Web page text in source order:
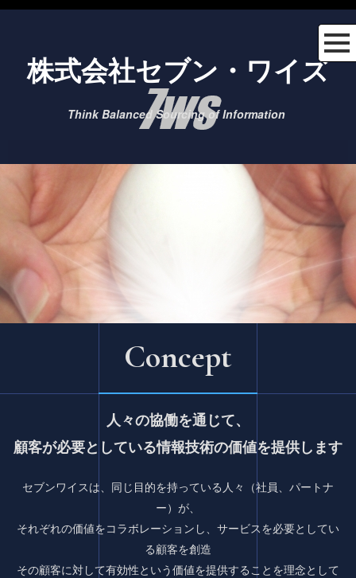
株式会社セブン・ワイズ
Think Balanced Sourcing of Information
Concept
人々の協働を通じて、
顧客が必要としている情報技術の価値を提供します
セブンワイスは、同じ目的を持っている人々（社員、パートナ
ー）が、
それぞれの価値をコラボレーションし、サービスを必要としてい
る顧客を創造
その顧客に対して有効性という価値を提供することを理念として